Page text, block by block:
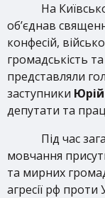
На
об’єднав
конфесій,
громадськість
представляли
заступники
депутати та
Під час
мовчання
та мирних
агресії рф